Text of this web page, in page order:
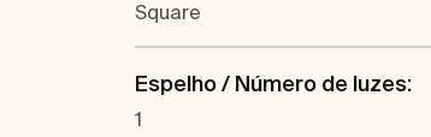
Square
Espelho / Número de luzes:
1